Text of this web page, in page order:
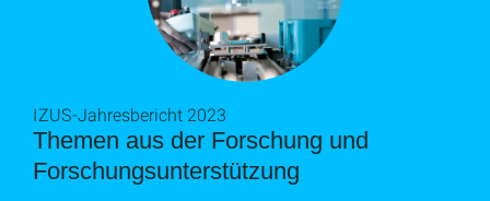
Themen aus der Forschung und
Forschungsunterstützung
IZUS-Jahresbericht 2023